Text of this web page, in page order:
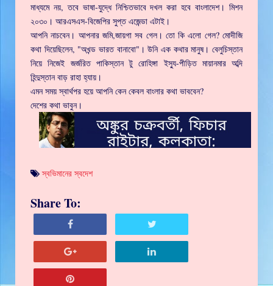
মাধ্যমে নয়, তবে ভাষা-যুদ্ধে নিশ্চিতভাবে দখল করা হবে বাংলাদেশ। মিশন
২০৩০। আরএসএস-বিজেপির সুপ্ত এজেন্ডা এটাই।
আপনি নাচবেন। আপনার জমি,জায়গা সব গেল। তো কি এলো গেল? মোদীজি
কথা দিয়েছিলেন, "অখন্ড ভারত বানাবো"। উনি এক কথার মানুষ। বেলুচিস্তান
নিয়ে নিজেই জর্জরিত পাকিস্তান টু রোহিঙ্গা ইস্যু-পীড়িত মায়ানমার অব্দি
হিন্দুস্তান বাড় রাহা হ্যায়।
এমন সময় স্বার্থপর হয়ে আপনি কেন কেবল বাংলার কথা ভাববেন?
দেশের কথা ভাবুন।
স্বভিমানের স্বদেশ
Share To: